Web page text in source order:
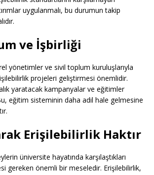
uygulanmalı, bu durumun takip
ve İşbirliği
yönetimler ve sivil toplum kuruluşlarıyla
projeleri geliştirmesi önemlidir.
yaratacak kampanyalar ve eğitimler
eğitim sisteminin daha adil hale gelmesine
Erişilebilirlik Haktır
üniversite hayatında karşılaştıkları
gereken önemli bir meseledir. Erişilebilirlik,